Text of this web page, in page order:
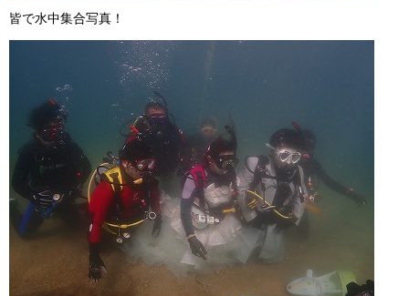
皆で水中集合写真！